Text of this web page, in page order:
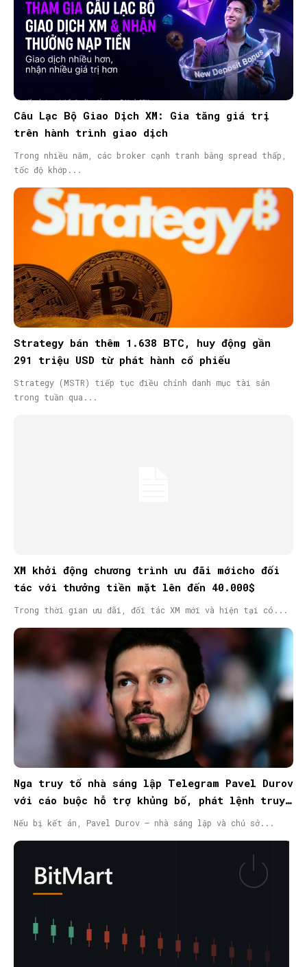
Câu Lạc Bộ Giao Dịch XM: Gia tăng giá trị
trên hành trình giao dịch
Trong nhiều năm, các broker cạnh tranh bằng spread thấp,
tốc độ khớp...
Strategy bán thêm 1.638 BTC, huy động gần
291 triệu USD từ phát hành cổ phiếu
Strategy (MSTR) tiếp tục điều chỉnh danh mục tài sản
trong tuần qua...
XM khởi động chương trình ưu đãi mớicho đối
tác với thưởng tiền mặt lên đến 40.000$
Trong thời gian ưu đãi, đối tác XM mới và hiện tại có...
Nga truy tố nhà sáng lập Telegram Pavel Durov
với cáo buộc hỗ trợ khủng bố, phát lệnh truy
nã quốc tế
Nếu bị kết án, Pavel Durov – nhà sáng lập và chủ sở...